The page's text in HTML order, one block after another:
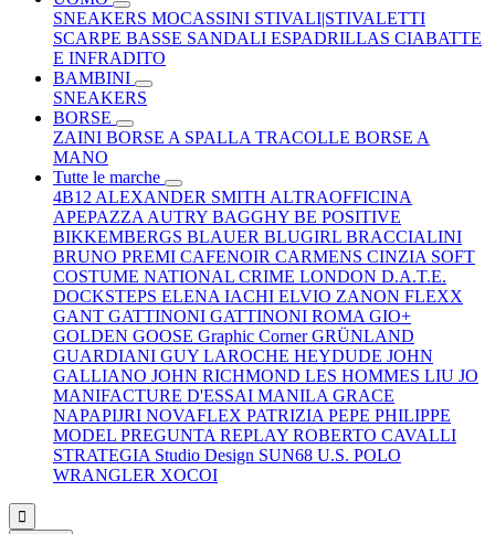
SNEAKERS MOCASSINI STIVALI|STIVALETTI
SCARPE BASSE SANDALI ESPADRILLAS CIABATTE
E INFRADITO
BAMBINI
SNEAKERS
BORSE
ZAINI BORSE A SPALLA TRACOLLE BORSE A
MANO
Tutte le marche
4B12 ALEXANDER SMITH ALTRAOFFICINA
APEPAZZA AUTRY BAGGHY BE POSITIVE
BIKKEMBERGS BLAUER BLUGIRL BRACCIALINI
BRUNO PREMI CAFENOIR CARMENS CINZIA SOFT
COSTUME NATIONAL CRIME LONDON D.A.T.E.
DOCKSTEPS ELENA IACHI ELVIO ZANON FLEXX
GANT GATTINONI GATTINONI ROMA GIO+
GOLDEN GOOSE Graphic CornerGRÜNLAND
GUARDIANI GUY LAROCHE HEYDUDE JOHN
GALLIANO JOHN RICHMOND LES HOMMES LIU JO
MANIFACTURE D'ESSAI MANILA GRACE
NAPAPIJRI NOVAFLEX PATRIZIA PEPE PHILIPPE
MODEL PREGUNTA REPLAY ROBERTO CAVALLI
STRATEGIA Studio Design SUN68 U.S. POLO
WRANGLER XOCOI
